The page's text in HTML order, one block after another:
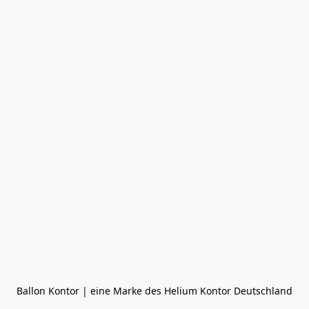
Ballon Kontor | eine Marke des Helium Kontor Deutschland